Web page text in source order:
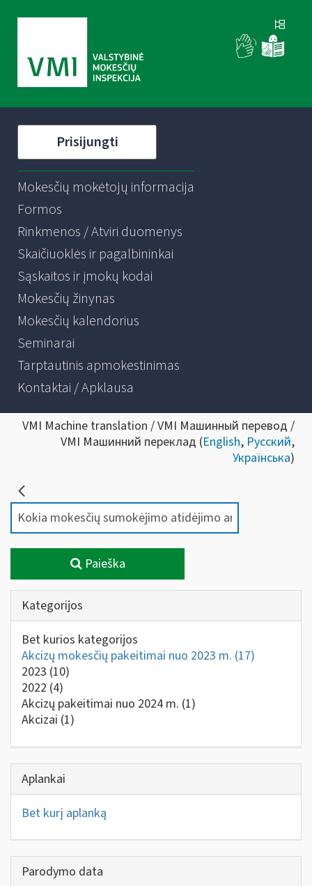
Prisijungti
Mokesčių mokėtojų informacija
Formos
Rinkmenos / Atviri duomenys
Skaičiuoklės ir pagalbininkai
Sąskaitos ir įmokų kodai
Mokesčių žinynas
Mokesčių kalendorius
Seminarai
Tarptautinis apmokestinimas
Kontaktai / Apklausa
VMI Machine translation / VMI Машинный перевод /
VMI Машинний переклад (English, Русский,
Українська)
Paieška
Kategorijos
Bet kurios kategorijos
Akcizų mokesčių pakeitimai nuo 2023 m. (17)
2023 (10)
2022 (4)
Akcizų pakeitimai nuo 2024 m. (1)
Akcizai (1)
Aplankai
Bet kurį aplanką
Parodymo data